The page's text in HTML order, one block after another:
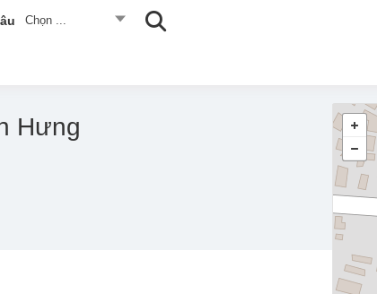
Chọn ...
Hưng